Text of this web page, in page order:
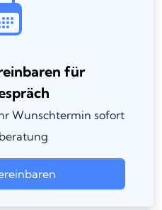
für
Wunschtermin sofort